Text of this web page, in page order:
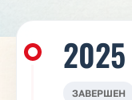
2025
ЗАВЕРШЕН